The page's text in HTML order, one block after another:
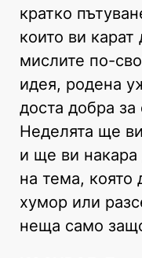
кратко
които ви
мислите по-
идея, родена
доста добра
Неделята ще
и ще ви
на тема, която
хумор или
неща само